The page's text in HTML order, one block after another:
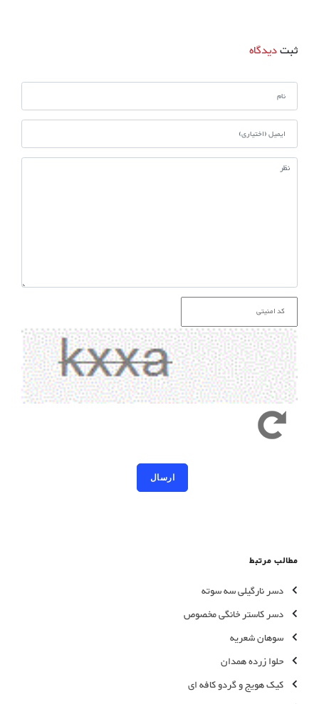
ثبتدیدگاه
مطالب مرتبط
دسر نارگیلی سه سوته
دسر کاستر خانگی مخصوص
سوهان شعریه
حلوا زرده همدان
کیک هویج و گردو کافه ای